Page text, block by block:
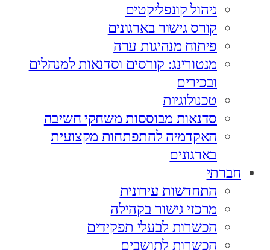
ניהול קונפליקטים
קורס גישור בארגונים
פיתוח מנהיגות ערה
מנטורינג: קורסים וסדנאות למנהלים
ובכירים
טכנולוגיות
סדנאות מבוססות משחקי חשיבה
האקדמיה להתפתחות מקצועית
בארגונים
חברתי
התחדשות עירונית
מרכזי גישור בקהילה
הכשרות לבעלי תפקידים
הכשרות לתושבים